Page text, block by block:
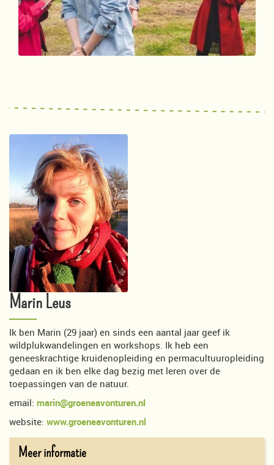
Marin Leus
Ik ben Marin (29 jaar) en sinds een aantal jaar geef ik
wildplukwandelingen en workshops. Ik heb een
geneeskrachtige kruidenopleiding en permacultuuropleiding
gedaan en ik ben elke dag bezig met leren over de
toepassingen van de natuur.
email: marin@groeneavonturen.nl
website: www.groeneavonturen.nl
Meer informatie